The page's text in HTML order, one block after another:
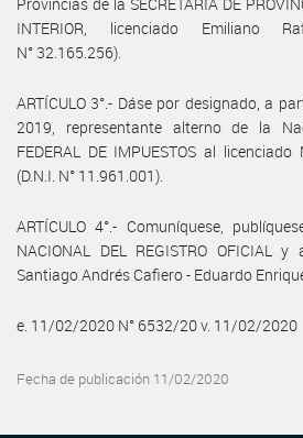
INTERIOR, licenciado Emiliano
N° 32.165.256).
ARTÍCULO 3°.- Dáse por designado, a
2019, representante alterno de la
FEDERAL DE IMPUESTOS al
(D.N.I. N° 11.961.001).
ARTÍCULO 4°.- Comuníquese,
NACIONAL DEL REGISTRO OFICIAL y
Santiago Andrés Cafiero - Eduardo
e. 11/02/2020 N° 6532/20 v. 11/02/2020
Fecha de publicación 11/02/2020